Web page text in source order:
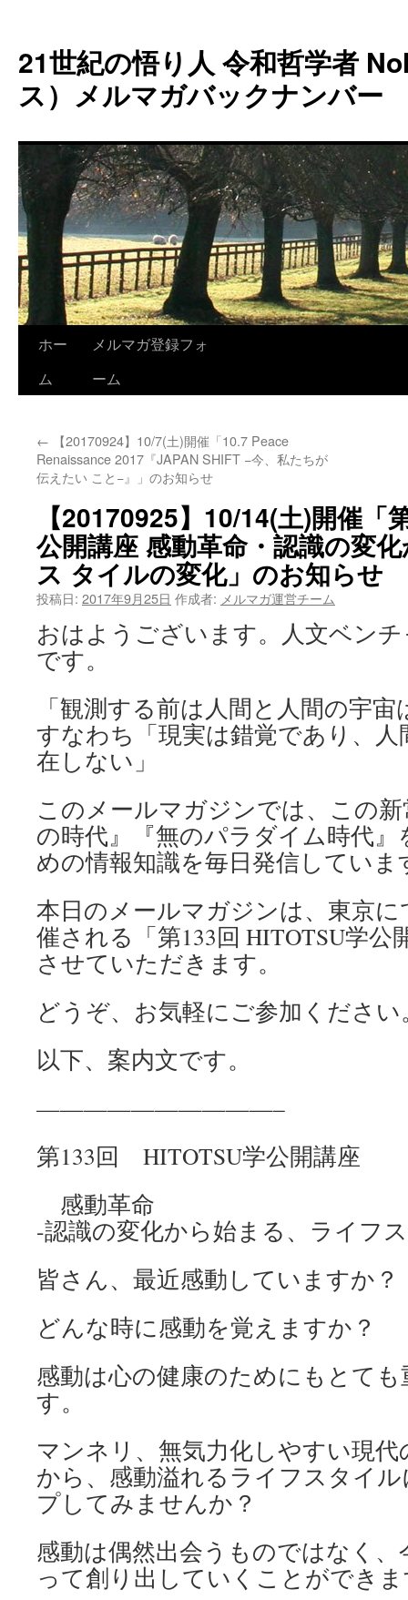
テ
ン
ツ
へ
キ
ッ
プ
21世紀の悟り人 令和哲学者
ス）メルマガバックナンバー
ホー
ム
メルマガ登録フォ
ーム
← 【20170924】10/7(土)開催「10.7 Peace
Renaissance 2017『JAPAN SHIFT −今、私たちが
伝えたい こと−』」のお知らせ
【20170925】10/14(土)開催「
公開講座 感動革命・認識の変
ス タイルの変化」のお知らせ
投稿日: 2017年9月25日 作成者: メルマガ運営チーム
おはようございます。人文ベンチ
です。
「観測する前は人間と人間の宇
すなわち「現実は錯覚であり、
在しない」
このメールマガジンでは、この
の時代』『無のパラダイム時代
めの情報知識を毎日発信していま
本日のメールマガジンは、東京に
催される「第133回 HITOTSU学公
させていただきます。
どうぞ、お気軽にご参加ください
以下、案内文です。
——————————–
第133回 HITOTSU学公開講座
感動革命
-認識の変化から始まる、ライフ
皆さん、最近感動していますか？
どんな時に感動を覚えますか？
感動は心の健康のためにもとて
す。
マンネリ、無気力化しやすい現
から、感動溢れるライフスタイ
プしてみませんか？
感動は偶然出会うものではなく
って創り出していくことができ